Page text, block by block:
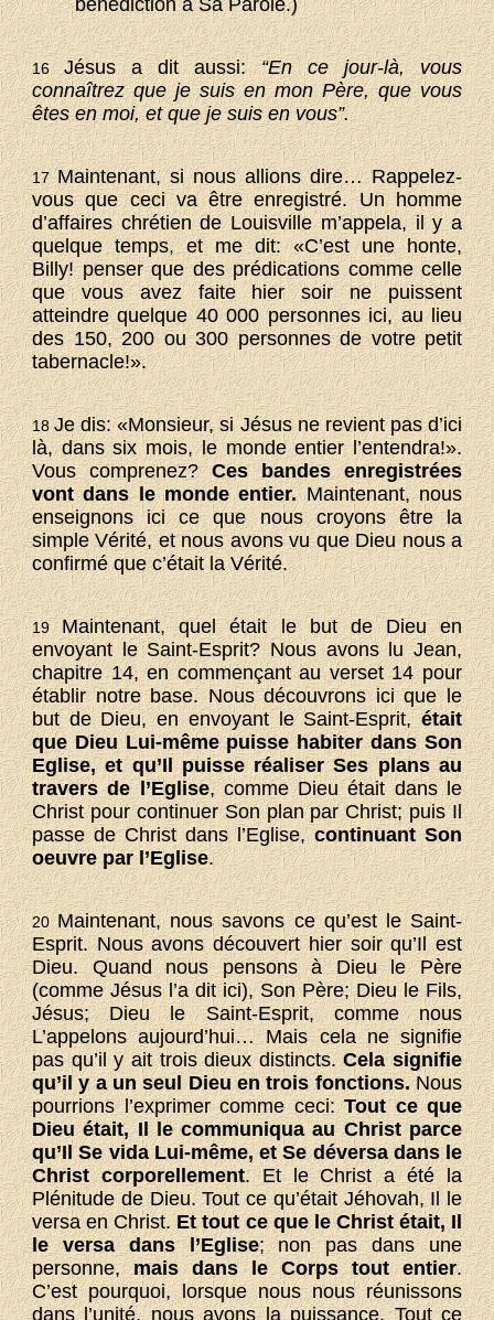
bénédiction à Sa Parole.)
16Jésus a dit aussi:“En ce jour-là, vous
connaîtrez que je suis en mon Père, que vous
êtes en moi, et que je suis en vous”.
17Maintenant, si nous allions dire… Rappelez-
vous que ceci va être enregistré. Un homme
d’affaires chrétien de Louisville m’appela, il y a
quelque temps, et me dit: «C’est une honte,
Billy! penser que des prédications comme celle
que vous avez faite hier soir ne puissent
atteindre quelque 40 000 personnes ici, au lieu
des 150, 200 ou 300 personnes de votre petit
tabernacle!».
18Je dis: «Monsieur, si Jésus ne revient pas d’ici
là, dans six mois, le monde entier l’entendra!».
Vous comprenez?Ces bandes enregistrées
vont dans le monde entier.Maintenant, nous
enseignons ici ce que nous croyons être la
simple Vérité, et nous avons vu que Dieu nous a
confirmé que c’était la Vérité.
19Maintenant, quel était le but de Dieu en
envoyant le Saint-Esprit? Nous avons lu Jean,
chapitre 14, en commençant au verset 14 pour
établir notre base. Nous découvrons ici que le
but de Dieu, en envoyant le Saint-Esprit,était
que Dieu Lui-même puisse habiter dans Son
Eglise, et qu’Il puisse réaliser Ses plans au
travers de l’Eglise, comme Dieu était dans le
Christ pour continuer Son plan par Christ; puis Il
passe de Christ dans l’Eglise,continuant Son
oeuvre par l’Eglise.
20Maintenant, nous savons ce qu’est le Saint-
Esprit. Nous avons découvert hier soir qu’Il est
Dieu. Quand nous pensons à Dieu le Père
(comme Jésus l’a dit ici), Son Père; Dieu le Fils,
Jésus; Dieu le Saint-Esprit, comme nous
L’appelons aujourd’hui… Mais cela ne signifie
pas qu’il y ait trois dieux distincts.Cela signifie
qu’il y a un seul Dieu en trois fonctions.Nous
pourrions l’exprimer comme ceci:Tout ce que
Dieu était, Il le communiqua au Christ parce
qu’Il Se vida Lui-même, et Se déversa dans le
Christ corporellement. Et le Christ a été la
Plénitude de Dieu. Tout ce qu’était Jéhovah, Il le
versa en Christ.Et tout ce que le Christ était, Il
le versa dans l’Eglise; non pas dans une
personne,mais dans le Corps tout entier.
C’est pourquoi, lorsque nous nous réunissons
dans l’unité, nous avons la puissance. Tout ce